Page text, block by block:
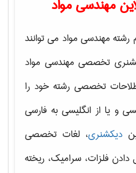
مهندسی مواد
مهندسی مواد می توانند
تخصصی مهندسی مواد
تخصصی رشته خود را
و یا از انگلیسی به فارسی
دیکشنری، لغات تخصصی
فلزات، سرامیک، ریخته